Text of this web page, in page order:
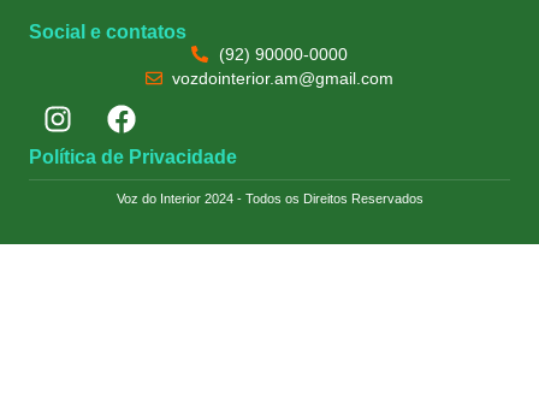
Social e contatos
(92) 90000-0000
vozdointerior.am@gmail.com
Política de Privacidade
Voz do Interior 2024 - Todos os Direitos Reservados